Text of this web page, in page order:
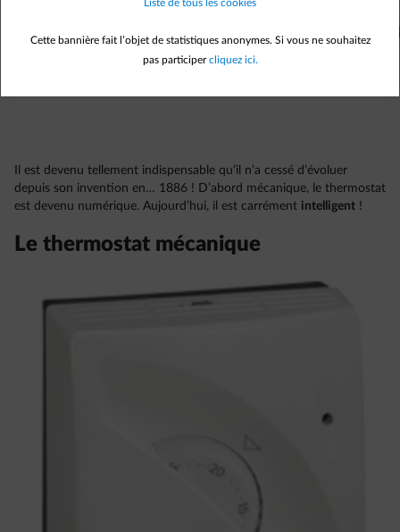
Il est devenu tellement indispensable qu’il n’a cessé d’évoluer
depuis son invention en… 1886 ! D’abord mécanique, le thermostat
est devenu numérique. Aujourd’hui, il est carrément intelligent !
Le thermostat mécanique
Liste de tous les cookies
Cette bannière fait l’objet de statistiques anonymes. Si vous ne souhaitez
pas participercliquez ici.